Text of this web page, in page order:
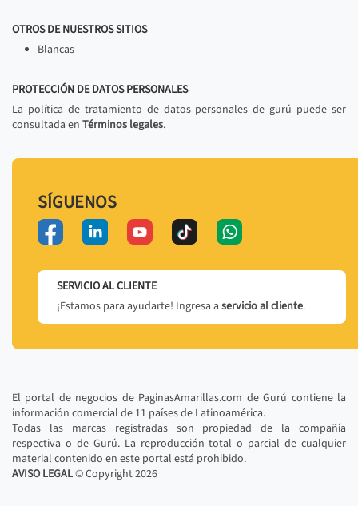
OTROS DE NUESTROS SITIOS
Blancas
PROTECCIÓN DE DATOS PERSONALES
La política de tratamiento de datos personales de gurú puede ser
consultada en Términos legales.
SÍGUENOS
SERVICIO AL CLIENTE
¡Estamos para ayudarte! Ingresa a servicio al cliente.
El portal de negocios de PaginasAmarillas.com de Gurú contiene la
información comercial de 11 países de Latinoamérica.
Todas las marcas registradas son propiedad de la compañía
respectiva o de Gurú. La reproducción total o parcial de cualquier
material contenido en este portal está prohibido.
AVISO LEGAL© Copyright2026